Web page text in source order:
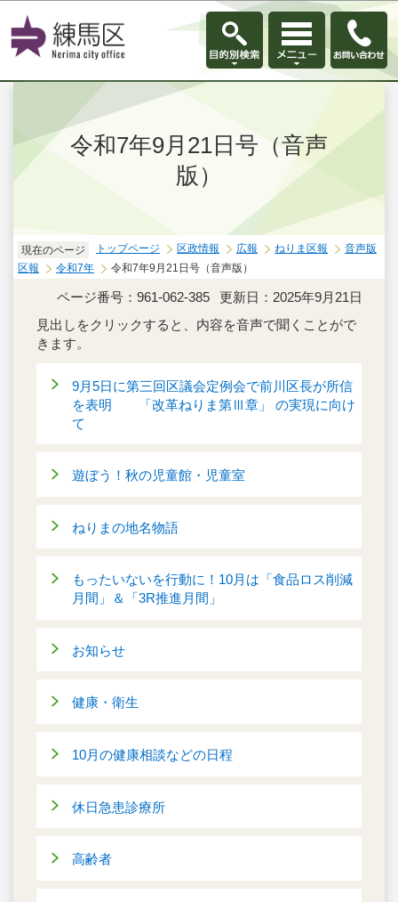
このページの本文へ移動
令和7年9月21日号（音声
版）
現在のページ トップページ 区政情報 広報 ねりま区報
音声版
区報
令和7年 令和7年9月21日号（音声版）
ページ番号：961-062-385
更新日：2025年9月21日
見出しをクリックすると、内容を音声で聞くことがで
きます。
9月5日に第三回区議会定例会で前川区長が所信
を表明 「改革ねりま第Ⅲ章」 の実現に向け
て
遊ぼう！秋の児童館・児童室
ねりまの地名物語
もったいないを行動に！10月は「食品ロス削減
月間」＆「3R推進月間」
お知らせ
健康・衛生
10月の健康相談などの日程
休日急患診療所
高齢者